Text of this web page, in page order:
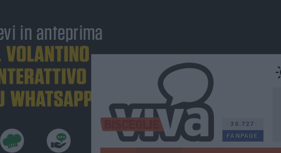
30.727
FANPAGE